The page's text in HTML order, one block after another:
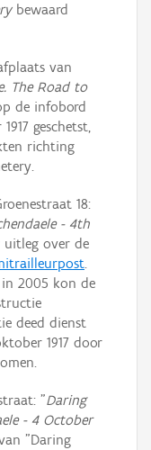
bewaard
van
The Road to
de infobord
geschetst,
richting
18:
- 4th
uitleg over de
.
in 2005 kon de
deed dienst
1917 door
"Daring
- 4 October
"Daring